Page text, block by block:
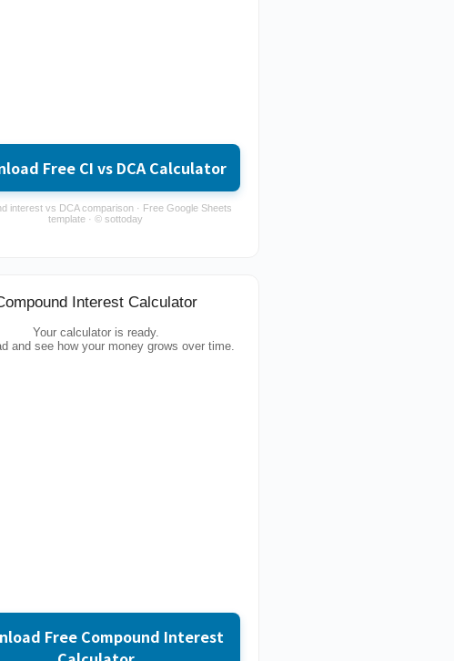
Free CI vs DCA Calculator
interest vs DCA comparison · Free Google Sheets
template · © sottoday
Interest Calculator
Your calculator is ready.
and see how your money grows over time.
Free Compound Interest